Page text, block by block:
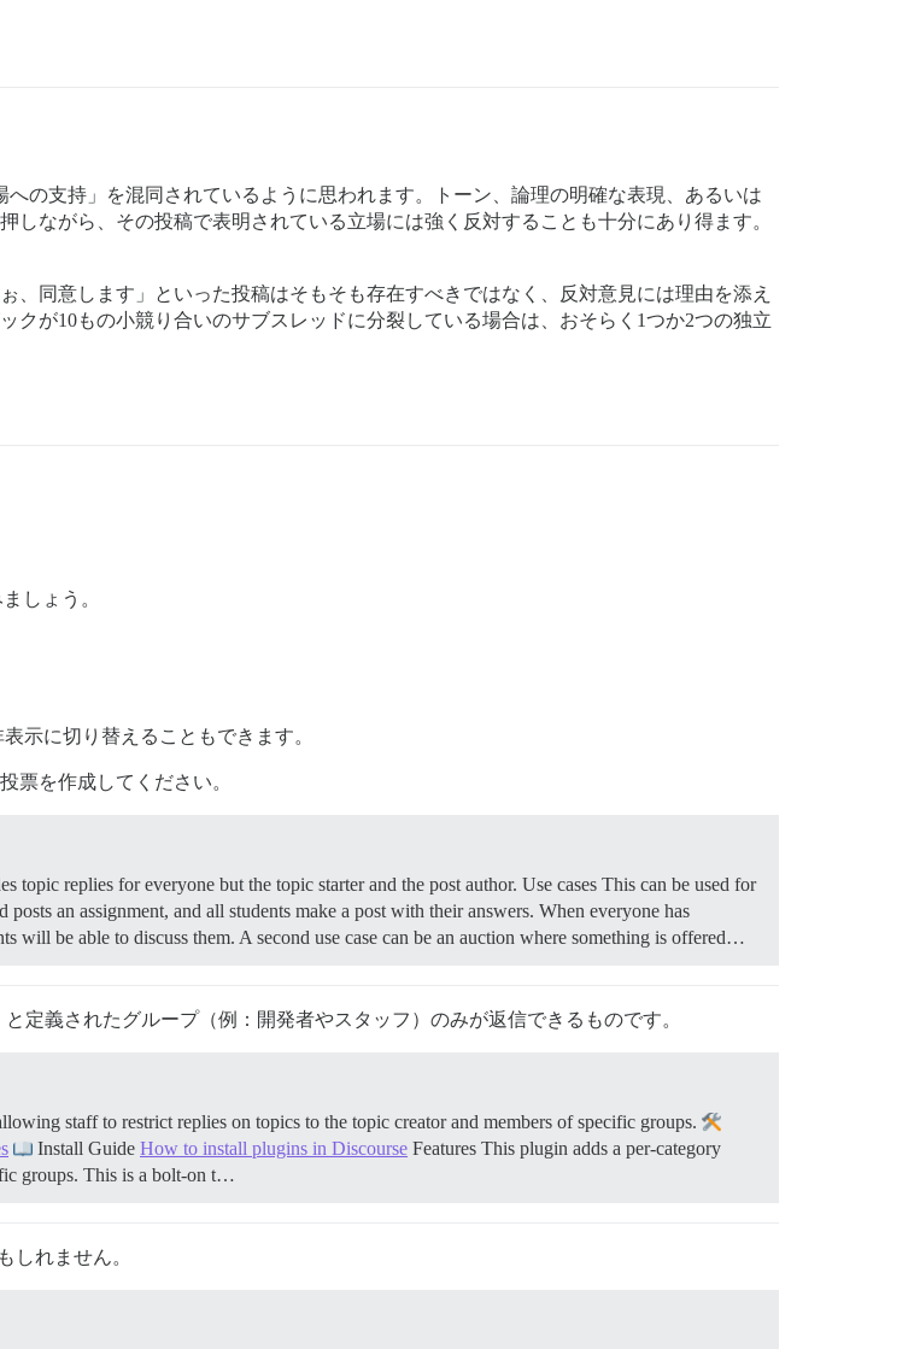
の支持」を混同されているように思われます。トーン、論理の明確な表現、あるいは
ながら、その投稿で表明されている立場には強く反対することも十分にあり得ます。
、同意します」といった投稿はそもそも存在すべきではなく、反対意見には理由を添え
クが10もの小競り合いのサブスレッドに分裂している場合は、おそらく1つか2つの独立
しょう。
示に切り替えることもできます。
票を作成してください。
topic replies for everyone but the topic starter and the post author. Use cases This can be used for
an assignment, and all students make a post with their answers. When everyone has
will be able to discuss them. A second use case can be an auction where something is offered…
定義されたグループ（例：開発者やスタッフ）のみが返信できるものです。
staff to restrict replies on topics to the topic creator and members of specific groups.
Install Guide How to install plugins in Discourse Features This plugin adds a per-category
groups. This is a bolt-on t…
しれません。